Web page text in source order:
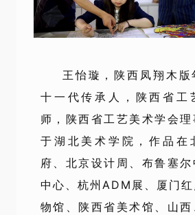
王怡璇，陕西凤翔木版
十一代传承人， 陕西省工
师，陕西省工艺美术学会理
于湖北美术学院，作品在
府、北京设计周、布鲁塞尔
中心、杭州ADM展、厦门
物馆、陕西省美术馆、山西